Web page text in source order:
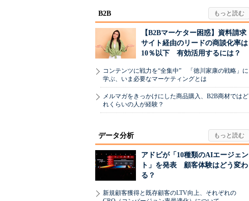
B2B
【B2Bマーケター困惑】資料請求
サイト経由のリードの商談化率は
10％以下 有効活用するには？
コンテンツに戦力を“全集中” 「徳川家康の戦略」に
学ぶ、いま必要なマーケティングとは
メルマガをきっかけにした商品購入、B2B商材ではど
れくらいの人が経験？
データ分析
アドビが「10種類のAIエージェン
ト」を発表 顧客体験はどう変わ
る？
新規顧客獲得と既存顧客のLTV向上、それぞれの